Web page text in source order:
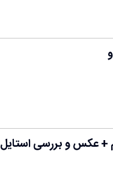
+ عکس و بررسی استایل